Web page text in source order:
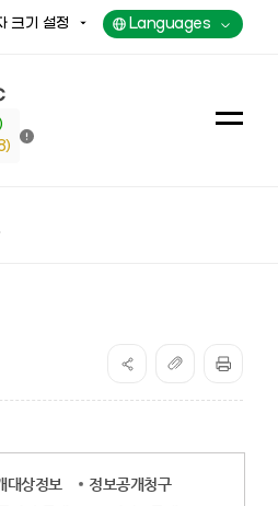
크기 설정 Languages
대상정보
정보공개청구